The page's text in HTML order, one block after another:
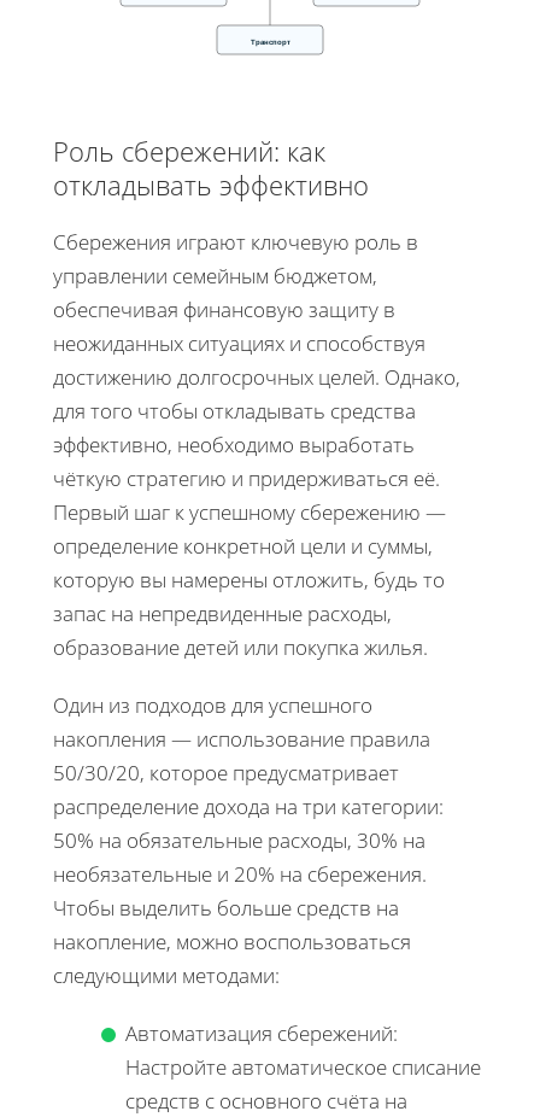
Транспорт
Роль сбережений: как
откладывать эффективно
Сбережения играют ключевую роль в
управлении семейным бюджетом,
обеспечивая финансовую защиту в
неожиданных ситуациях и способствуя
достижению долгосрочных целей. Однако,
для того чтобы откладывать средства
эффективно, необходимо выработать
чёткую стратегию и придерживаться её.
Первый шаг к успешному сбережению —
определение конкретной цели и суммы,
которую вы намерены отложить, будь то
запас на непредвиденные расходы,
образование детей или покупка жилья.
Один из подходов для успешного
накопления — использование правила
50/30/20, которое предусматривает
распределение дохода на три категории:
50% на обязательные расходы, 30% на
необязательные и 20% на сбережения.
Чтобы выделить больше средств на
накопление, можно воспользоваться
следующими методами:
Автоматизация сбережений:
Настройте автоматическое списание
средств с основного счёта на